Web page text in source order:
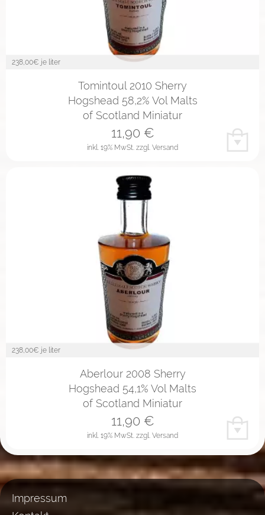
238,00€ je liter
Tomintoul 2010 Sherry
Hogshead 58,2% Vol Malts
of Scotland Miniatur
inkl. 19% MwSt. zzgl. Versand
11,90€
238,00€ je liter
Aberlour 2008 Sherry
Hogshead 54,1% Vol Malts
of Scotland Miniatur
inkl. 19% MwSt. zzgl. Versand
11,90€
Impressum